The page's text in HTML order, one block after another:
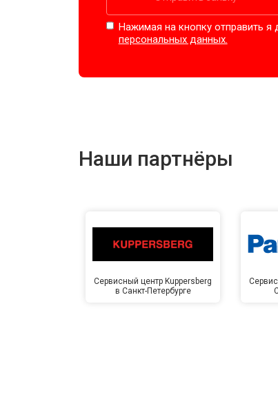
Нажимая на кнопку отправить
персональных данных.
Наши партнёры
Сервисный центр Kuppersberg
в Санкт-Петербурге